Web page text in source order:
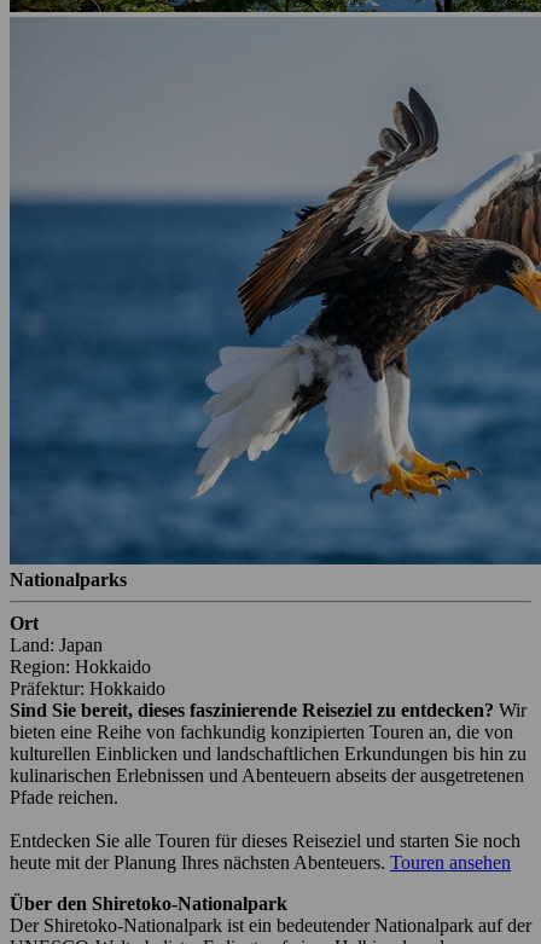
Nationalparks
Ort
Land: Japan
Region: Hokkaido
Präfektur: Hokkaido
Sind Sie bereit, dieses faszinierende Reiseziel zu entdecken? Wir
bieten eine Reihe von fachkundig konzipierten Touren an, die von
kulturellen Einblicken und landschaftlichen Erkundungen bis hin zu
kulinarischen Erlebnissen und Abenteuern abseits der ausgetretenen
Pfade reichen.
Entdecken Sie alle Touren für dieses Reiseziel und starten Sie noch
heute mit der Planung Ihres nächsten Abenteuers. Touren ansehen
Über den Shiretoko-Nationalpark
Der Shiretoko-Nationalpark ist ein bedeutender Nationalpark auf der